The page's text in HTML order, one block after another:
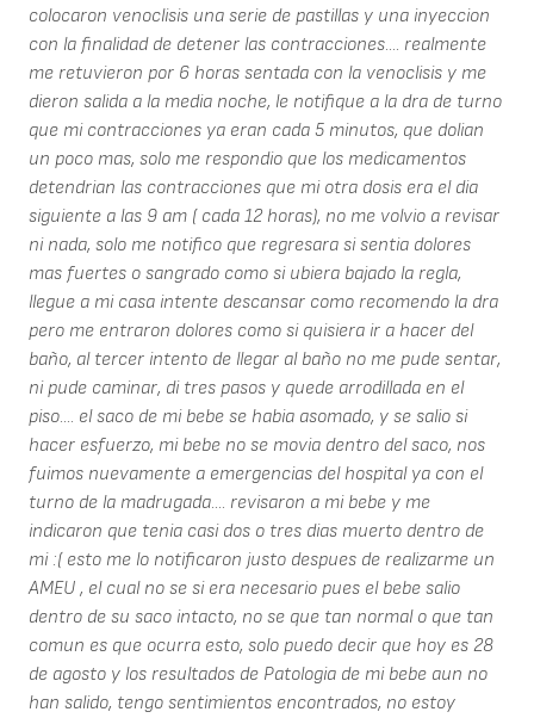
colocaron venoclisis una serie de pastillas y una inyeccion
con la finalidad de detener las contracciones.... realmente
me retuvieron por 6 horas sentada con la venoclisis y me
dieron salida a la media noche, le notifique a la dra de turno
que mi contracciones ya eran cada 5 minutos, que dolian
un poco mas, solo me respondio que los medicamentos
detendrian las contracciones que mi otra dosis era el dia
siguiente a las 9 am ( cada 12 horas), no me volvio a revisar
ni nada, solo me notifico que regresara si sentia dolores
mas fuertes o sangrado como si ubiera bajado la regla,
llegue a mi casa intente descansar como recomendo la dra
pero me entraron dolores como si quisiera ir a hacer del
baño, al tercer intento de llegar al baño no me pude sentar,
ni pude caminar, di tres pasos y quede arrodillada en el
piso.... el saco de mi bebe se habia asomado, y se salio si
hacer esfuerzo, mi bebe no se movia dentro del saco, nos
fuimos nuevamente a emergencias del hospital ya con el
turno de la madrugada.... revisaron a mi bebe y me
indicaron que tenia casi dos o tres dias muerto dentro de
mi :( esto me lo notificaron justo despues de realizarme un
AMEU , el cual no se si era necesario pues el bebe salio
dentro de su saco intacto, no se que tan normal o que tan
comun es que ocurra esto, solo puedo decir que hoy es 28
de agosto y los resultados de Patologia de mi bebe aun no
han salido, tengo sentimientos encontrados, no estoy